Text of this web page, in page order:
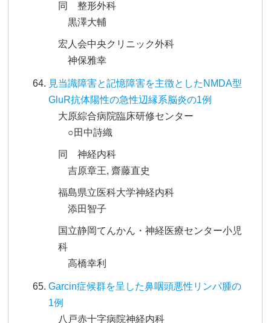
同 整形外科
黒澤大輔
宏人会中央クリニック外科
神保雅幸
見当識障害と記憶障害を主徴としたNMDA型
GluR抗体陽性の急性辺縁系脳炎の1例
大原綜合病院臨床研修センター
○田中詩織
同 神経内科
吉原章王, 齋藤直史
福島県立医科大学神経内科
添田智子
国立静岡てんかん・神経医療センター小児
科
高橋幸利
Garcin症候群を呈した鼻咽頭悪性リンパ腫の
1例
八戸赤十字病院神経内科